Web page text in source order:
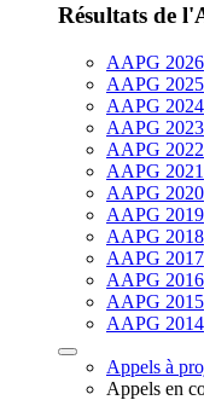
Résultats de
AAPG 2026
AAPG 2025
AAPG 2024
AAPG 2023
AAPG 2022
AAPG 2021
AAPG 2020
AAPG 2019
AAPG 2018
AAPG 2017
AAPG 2016
AAPG 2015
AAPG 2014
Appels à
Appels en